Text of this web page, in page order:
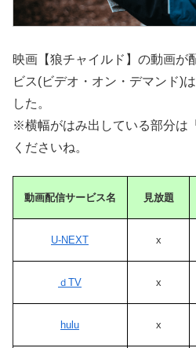
映画【狼チャイルド】の動画が
ビス(ビデオ・オン・デマンド)
した。
※横幅がはみ出している部分は
くださいね。
動画配信サービス名 見放題
U-NEXT x
ｄTV x
hulu x